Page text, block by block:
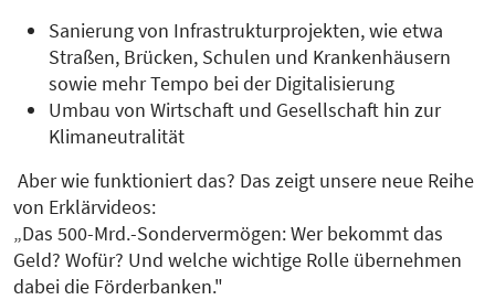
Sanierung von Infrastrukturprojekten, wie etwa
Straßen, Brücken, Schulen und Krankenhäusern
sowie mehr Tempo bei der Digitalisierung
Umbau von Wirtschaft und Gesellschaft hin zur
Klimaneutralität
Aber wie funktioniert das? Das zeigt unsere neue Reihe
von Erklärvideos:
„Das 500-Mrd.-Sondervermögen: Wer bekommt das
Geld? Wofür? Und welche wichtige Rolle übernehmen
dabei die Förderbanken."